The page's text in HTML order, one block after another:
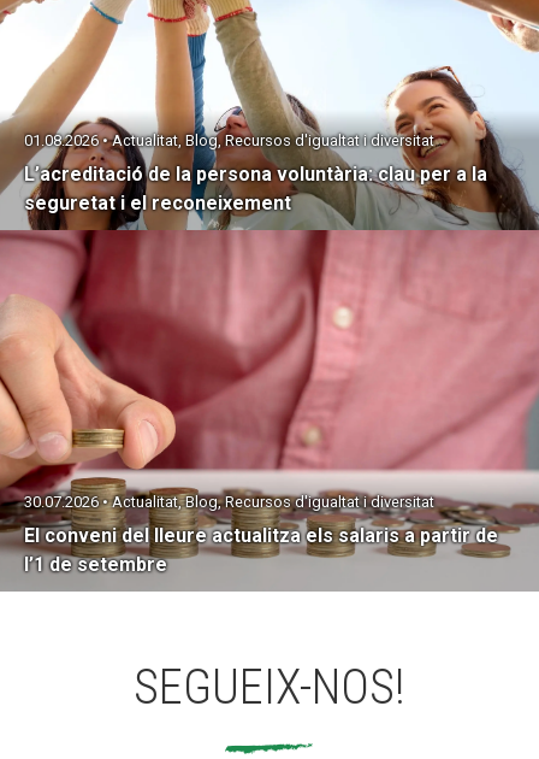
L’acreditació de la persona voluntària: clau per a la
seguretat i el reconeixement
01.08.2026 • Actualitat, Blog, Recursos d'igualtat i diversitat
El conveni del lleure actualitza els salaris a partir de
l’1 de setembre
30.07.2026 • Actualitat, Blog, Recursos d'igualtat i diversitat
SEGUEIX-NOS!